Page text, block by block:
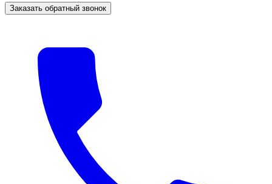
Заказать обратный звонок